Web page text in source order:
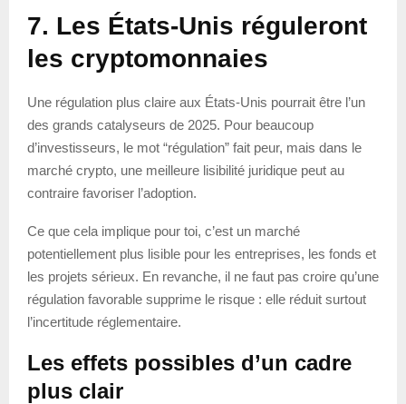
7. Les États-Unis réguleront
les cryptomonnaies
Une régulation plus claire aux États-Unis pourrait être l’un
des grands catalyseurs de 2025. Pour beaucoup
d’investisseurs, le mot “régulation” fait peur, mais dans le
marché crypto, une meilleure lisibilité juridique peut au
contraire favoriser l’adoption.
Ce que cela implique pour toi, c’est un marché
potentiellement plus lisible pour les entreprises, les fonds et
les projets sérieux. En revanche, il ne faut pas croire qu’une
régulation favorable supprime le risque : elle réduit surtout
l’incertitude réglementaire.
Les effets possibles d’un cadre
plus clair